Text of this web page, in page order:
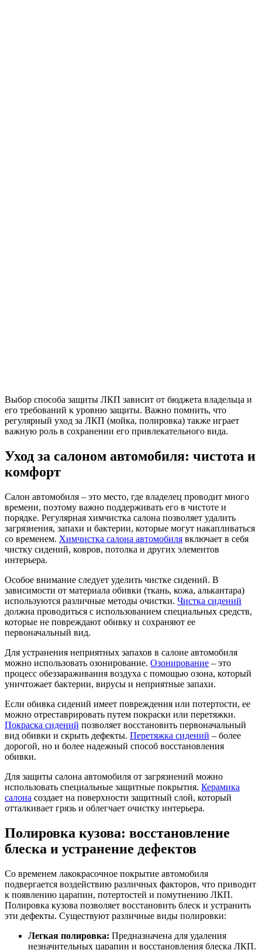
Выбор способа защиты ЛКП зависит от бюджета владельца и
его требований к уровню защиты. Важно помнить, что
регулярный уход за ЛКП (мойка, полировка) также играет
важную роль в сохранении его привлекательного вида.
Уход за салоном автомобиля: чистота и
комфорт
Салон автомобиля – это место, где владелец проводит много
времени, поэтому важно поддерживать его в чистоте и
порядке. Регулярная химчистка салона позволяет удалить
загрязнения, запахи и бактерии, которые могут накапливаться
со временем. Химчистка салона автомобиля включает в себя
чистку сидений, ковров, потолка и других элементов
интерьера.
Особое внимание следует уделить чистке сидений. В
зависимости от материала обивки (ткань, кожа, алькантара)
используются различные методы очистки. Чистка сидений
должна проводиться с использованием специальных средств,
которые не повреждают обивку и сохраняют ее
первоначальный вид.
Для устранения неприятных запахов в салоне автомобиля
можно использовать озонирование. Озонирование – это
процесс обеззараживания воздуха с помощью озона, который
уничтожает бактерии, вирусы и неприятные запахи.
Если обивка сидений имеет повреждения или потертости, ее
можно отреставрировать путем покраски или перетяжки.
Покраска сидений позволяет восстановить первоначальный
вид обивки и скрыть дефекты. Перетяжка сидений – более
дорогой, но и более надежный способ восстановления
обивки.
Для защиты салона автомобиля от загрязнений можно
использовать специальные защитные покрытия. Керамика
салона создает на поверхности защитный слой, который
отталкивает грязь и облегчает очистку интерьера.
Полировка кузова: восстановление
блеска и устранение дефектов
Со временем лакокрасочное покрытие автомобиля
подвергается воздействию различных факторов, что приводит
к появлению царапин, потертостей и помутнению ЛКП.
Полировка кузова позволяет восстановить блеск и устранить
эти дефекты. Существуют различные виды полировки:
Легкая полировка: Предназначена для удаления
незначительных царапин и восстановления блеска ЛКП.